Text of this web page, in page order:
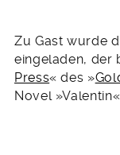
Zu Gast wurde
eingeladen, der
Press« des »
Novel